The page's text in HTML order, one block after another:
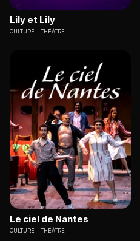
Lily et Lily
CULTURE THÉÂTRE
Le ciel de Nantes
CULTURE THÉÂTRE